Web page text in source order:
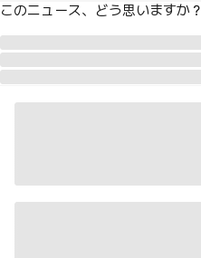
このニュース、どう思いますか？